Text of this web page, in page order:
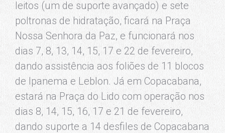
leitos (um de suporte avançado) e sete
poltronas de hidratação, ficará na Praça
Nossa Senhora da Paz, e funcionará nos
dias 7, 8, 13, 14, 15, 17 e 22 de fevereiro,
dando assistência aos foliões de 11 blocos
de Ipanema e Leblon. Já em Copacabana,
estará na Praça do Lido com operação nos
dias 8, 14, 15, 16, 17 e 21 de fevereiro,
dando suporte a 14 desfiles de Copacabana